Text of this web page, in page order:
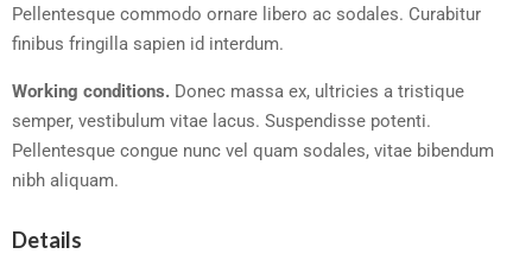
Pellentesque commodo ornare libero ac sodales. Curabitur
finibus fringilla sapien id interdum.
Working conditions. Donec massa ex, ultricies a tristique
semper, vestibulum vitae lacus. Suspendisse potenti.
Pellentesque congue nunc vel quam sodales, vitae bibendum
nibh aliquam.
Details